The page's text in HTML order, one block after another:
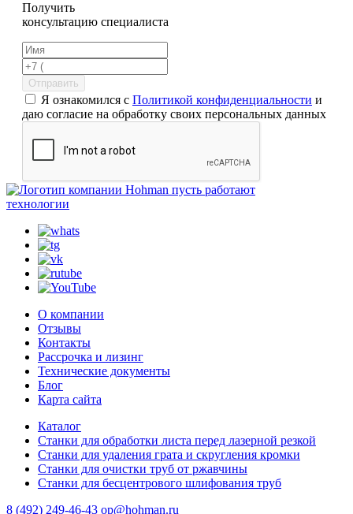
Получить
консультацию специалиста
Отправить
Я ознакомился с Политикой конфиденциальности и
даю согласие на обработку своих персональных данных
пусть работают
технологии
О компании
Отзывы
Контакты
Рассрочка и лизинг
Технические документы
Блог
Карта сайта
Каталог
Станки для обработки листа перед лазерной резкой
Станки для удаления грата и скругления кромки
Станки для очистки труб от ржавчины
Станки для бесцентрового шлифования труб
8 (492) 249-46-43 op@hohman.ru